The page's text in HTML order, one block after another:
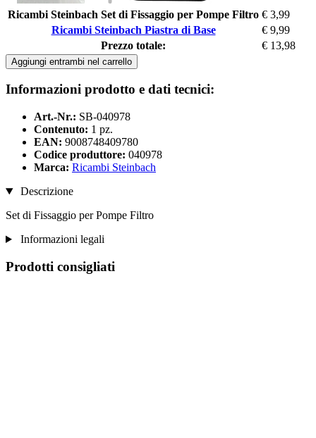
Ricambi Steinbach Set di Fissaggio per Pompe Filtro € 3,99
Ricambi Steinbach Piastra di Base
€ 9,99
Prezzo totale:
€ 13,98
Aggiungi entrambi nel carrello
Informazioni prodotto e dati tecnici:
Art.-Nr.: SB-040978
Contenuto: 1 pz.
EAN: 9008748409780
Codice produttore: 040978
Marca: Ricambi Steinbach
Descrizione
Set di Fissaggio per Pompe Filtro
Informazioni legali
Prodotti consigliati